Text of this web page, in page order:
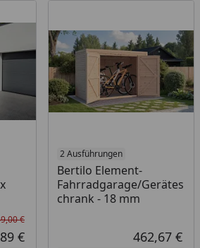
Rabatt in Prozent
Ursprünglicher Preis
€
Aktueller Preis
€
2 Ausführungen
Bertilo Element-
Fahrradgarage/Gerätes
chrank - 18 mm
462,67 €